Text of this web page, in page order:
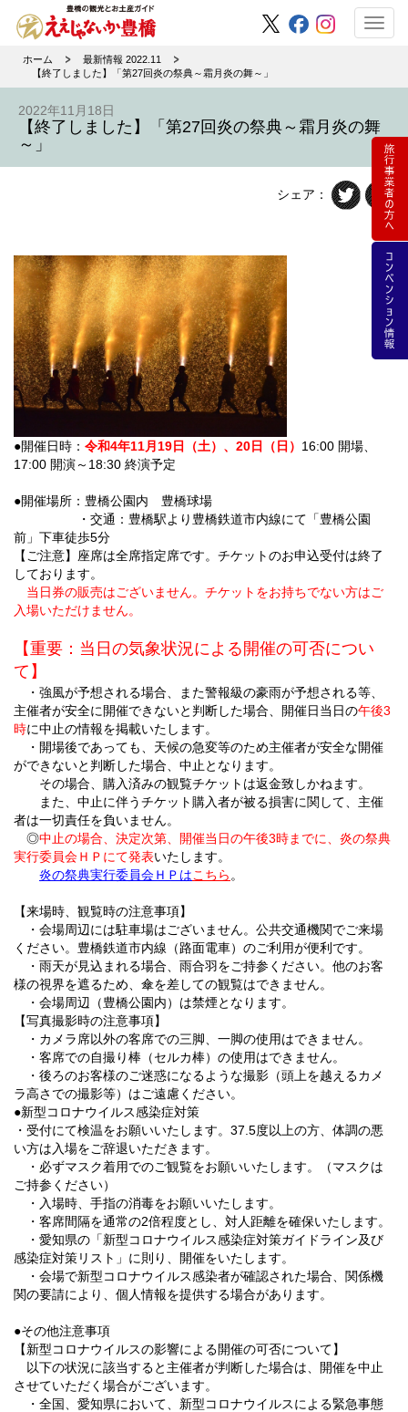
ホーム
最新情報 2022.11
【終了しました】「第27回炎の祭典～霜月炎の舞～」
2022年11月18日
【終了しました】「第27回炎の祭典～霜月炎の舞
～」
シェア：
●開催日時： 令和4年11月19日（土）、20日（日） 16:00 開場、
17:00 開演～18:30 終演予定
●開催場所：豊橋公園内 豊橋球場
・交通：豊橋駅より豊橋鉄道市内線にて「豊橋公園
前」下車徒歩5分
【ご注意】座席は全席指定席です。チケットのお申込受付は終了
しております。
当日券の販売はございません。チケットをお持ちでない方はご
入場いただけません。
【重要：当日の気象状況による開催の可否につい
て】
・強風が予想される場合、また警報級の豪雨が予想される等、
主催者が安全に開催できないと判断した場合、開催日当日の午後3
時に中止の情報を掲載いたします。
・開場後であっても、天候の急変等のため主催者が安全な開催
ができないと判断した場合、中止となります。
その場合、購入済みの観覧チケットは返金致しかねます。
また、中止に伴うチケット購入者が被る損害に関して、主催
者は一切責任を負いません。
◎中止の場合、決定次第、開催当日の午後3時までに、炎の祭典
実行委員会ＨＰにて発表いたします。
炎の祭典実行委員会ＨＰはこちら 。
【来場時、観覧時の注意事項】
・会場周辺には駐車場はございません。公共交通機関でご来場
ください。豊橋鉄道市内線（路面電車）のご利用が便利です。
・雨天が見込まれる場合、雨合羽をご持参ください。他のお客
様の視界を遮るため、傘を差しての観覧はできません。
・会場周辺（豊橋公園内）は禁煙となります。
【写真撮影時の注意事項】
・カメラ席以外の客席での三脚、一脚の使用はできません。
・客席での自撮り棒（セルカ棒）の使用はできません。
・後ろのお客様のご迷惑になるような撮影（頭上を越えるカメ
ラ高さでの撮影等）はご遠慮ください。
●新型コロナウイルス感染症対策
・受付にて検温をお願いいたします。37.5度以上の方、体調の悪
い方は入場をご辞退いただきます。
・必ずマスク着用でのご観覧をお願いいたします。（マスクは
ご持参ください）
・入場時、手指の消毒をお願いいたします。
・客席間隔を通常の2倍程度とし、対人距離を確保いたします。
・愛知県の「新型コロナウイルス感染症対策ガイドライン及び
感染症対策リスト」に則り、開催をいたします。
・会場で新型コロナウイルス感染者が確認された場合、関係機
関の要請により、個人情報を提供する場合があります。
●その他注意事項
【新型コロナウイルスの影響による開催の可否について】
以下の状況に該当すると主催者が判断した場合は、開催を中止
させていただく場合がございます。
・全国、愛知県において、新型コロナウイルスによる緊急事態